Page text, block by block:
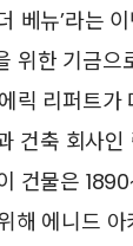
베뉴’라는
한 기금으
릭 리퍼트
건축 회사
건물은
해 에니드